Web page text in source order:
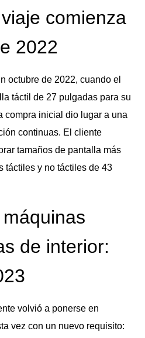
comienza
2022
octubre de 2022, cuando el
táctil de 27 pulgadas para su
compra inicial dio lugar a una
continuas. El cliente
tamaños de pantalla más
táctiles y no táctiles de 43
de interior:
volvió a ponerse en
vez con un nuevo requisito: